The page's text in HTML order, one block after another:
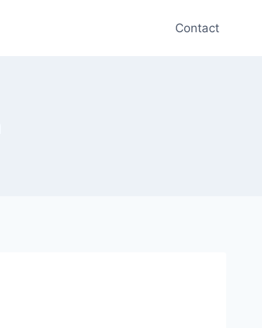
Contact